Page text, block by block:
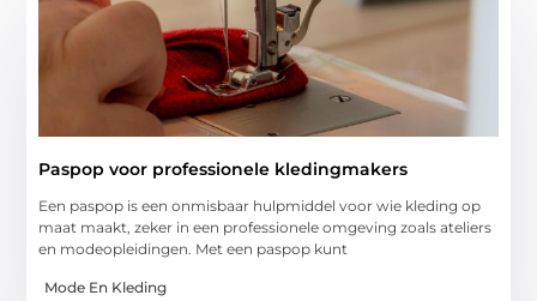
Paspop voor professionele kledingmakers
Een paspop is een onmisbaar hulpmiddel voor wie kleding op
maat maakt, zeker in een professionele omgeving zoals ateliers
en modeopleidingen. Met een paspop kunt
Mode En Kleding